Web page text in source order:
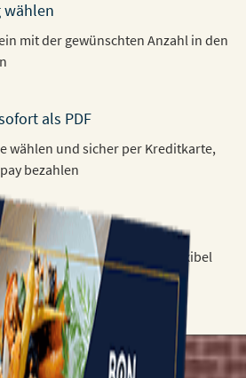
wählen
mit der gewünschten Anzahl in den
als PDF
wählen und sicher per Kreditkarte,
bezahlen
Verschenken!
den Gutschein 3 Jahre flexibel